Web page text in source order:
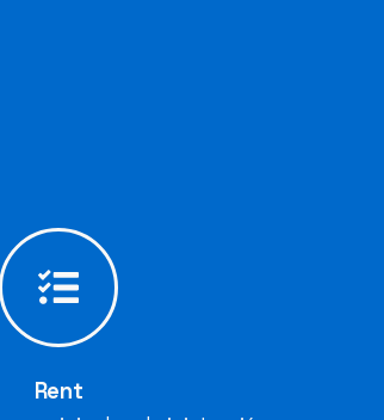
Rent